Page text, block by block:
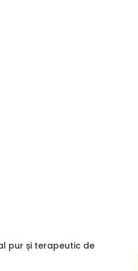
pur și terapeutic de